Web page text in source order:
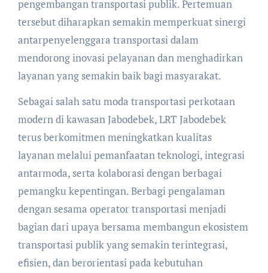
pengembangan transportasi publik. Pertemuan
tersebut diharapkan semakin memperkuat sinergi
antarpenyelenggara transportasi dalam
mendorong inovasi pelayanan dan menghadirkan
layanan yang semakin baik bagi masyarakat.
Sebagai salah satu moda transportasi perkotaan
modern di kawasan Jabodebek, LRT Jabodebek
terus berkomitmen meningkatkan kualitas
layanan melalui pemanfaatan teknologi, integrasi
antarmoda, serta kolaborasi dengan berbagai
pemangku kepentingan. Berbagi pengalaman
dengan sesama operator transportasi menjadi
bagian dari upaya bersama membangun ekosistem
transportasi publik yang semakin terintegrasi,
efisien, dan berorientasi pada kebutuhan